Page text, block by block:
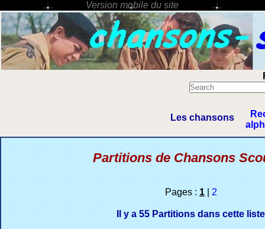
Les chansons
Partitions de Chansons
Pages : 1 2
Il y a 55 Partitions dans cette liste